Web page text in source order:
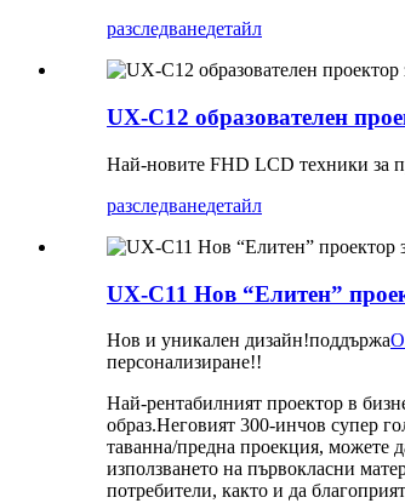
разследванедетайл
UX-C12 образователен
Най-новите FHD LCD техники за
разследванедетайл
UX-C11 Нов “Елитен”
Нов и уникален дизайн!поддържа
персонализиране!!
Най-рентабилният проектор в
образ.Неговият 300-инчов супер
таванна/предна проекция, можете
използването на първокласни
потребители, както и да